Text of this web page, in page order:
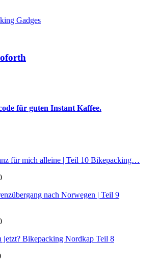
Gadges
für guten Instant Kaffee.
für mich alleine | Teil 10 Bikepacking…
nach Norwegen | Teil 9
jetzt? Bikepacking Nordkap Teil 8